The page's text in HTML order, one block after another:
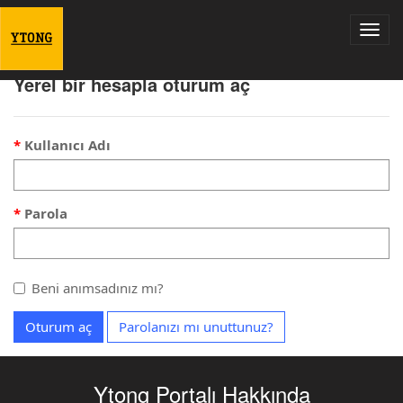
Yerel bir hesapla oturum aç
Kullanıcı Adı
Parola
Beni anımsadınız mı?
Oturum aç Parolanızı mı unuttunuz?
Ytong Portalı Hakkında